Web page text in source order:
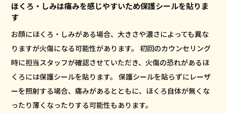
ほくろ・しみは痛みを感じやすいため保護シールを貼りま
す
お顔にほくろ・しみがある場合、大きさや濃さによっても異な
りますが火傷になる可能性があります。 初回のカウンセリング
時に担当スタッフが確認させていただき、火傷の恐れがあるほ
くろには保護シールを貼ります。 保護シールを貼らずにレーザ
ーを照射する場合、痛みがあるとともに、ほくろ自体が無くな
ったり薄くなったりする可能性もあります。